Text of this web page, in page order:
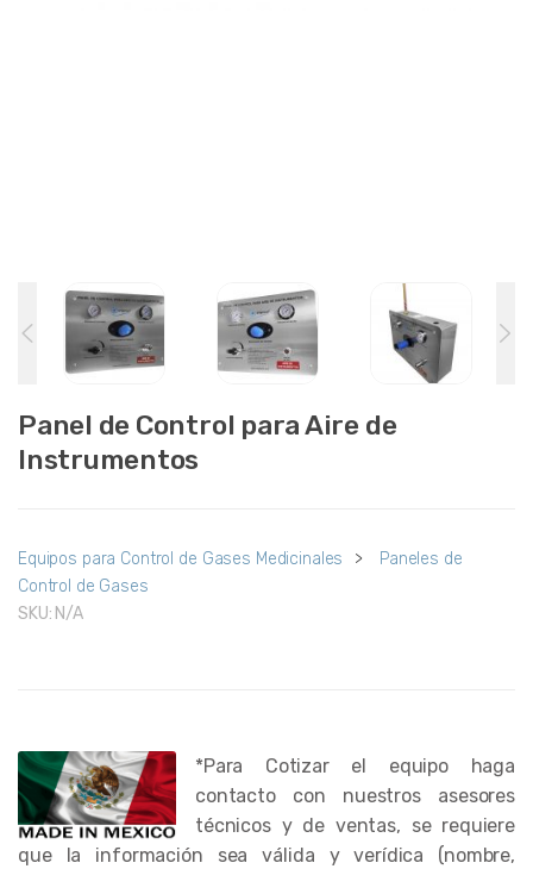
Panel de Control para Aire de
Instrumentos
Equipos para Control de Gases Medicinales >
Paneles de
Control de Gases
SKU: N/A
*Para Cotizar el equipo haga
contacto con nuestros asesores
técnicos y de ventas, se requiere
que la información sea válida y verídica (nombre,